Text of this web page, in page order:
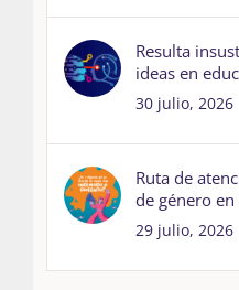
Resulta
ideas en
30 julio, 2026
Ruta de
de género
29 julio, 2026